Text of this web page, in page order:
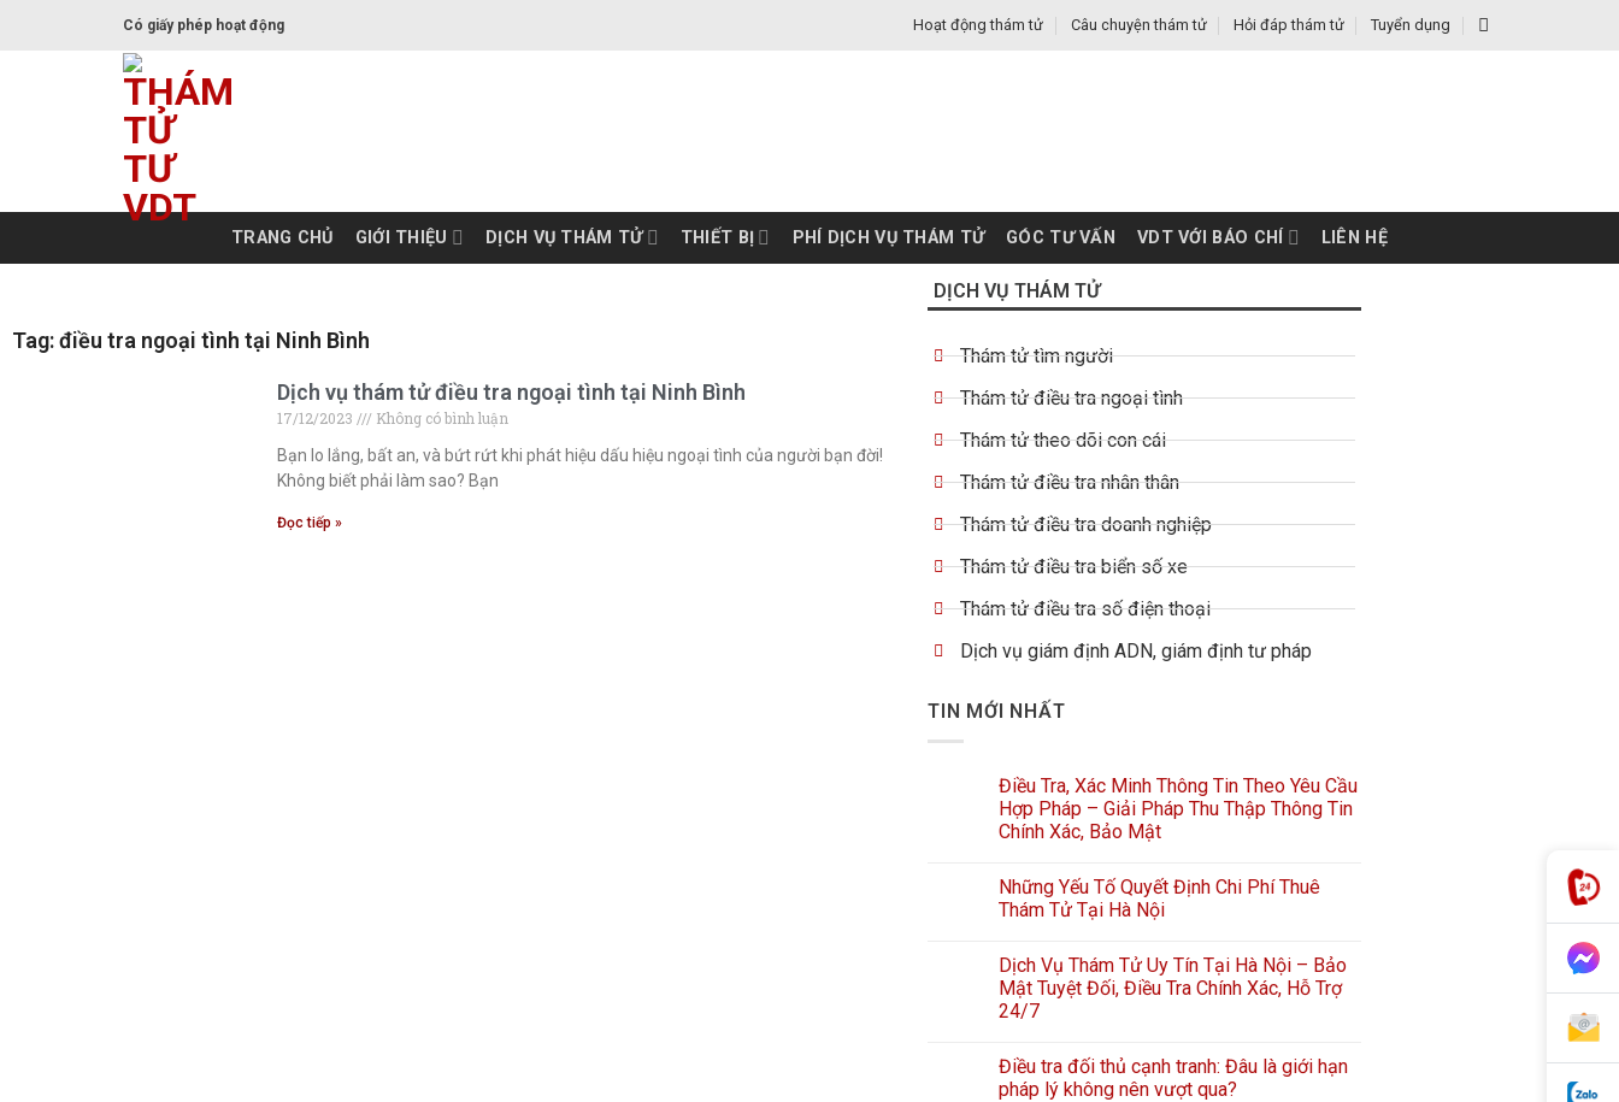
Có giấy phép hoạt động Hoạt động thám tử Câu chuyện thám tử Hỏi đáp thám tử Tuyển dụng
TRANG CHỦ GIỚI THIỆU DỊCH VỤ THÁM TỬ THIẾT BỊ PHÍ DỊCH VỤ THÁM TỬ GÓC TƯ VẤN VDT VỚI BÁO CHÍ LIÊN HỆ
Tag: điều tra ngoại tình tại Ninh Bình
Dịch vụ thám tử điều tra ngoại tình tại Ninh Bình
17/12/2023
Không có bình luận
Bạn lo lắng, bất an, và bứt rứt khi phát hiệu dấu hiệu ngoại tình của người bạn đời!
Không biết phải làm sao? Bạn
Đọc tiếp »
DỊCH VỤ THÁM TỬ
Thám tử tìm người
Thám tử điều tra ngoại tình
Thám tử theo dõi con cái
Thám tử điều tra nhân thân
Thám tử điều tra doanh nghiệp
Thám tử điều tra biển số xe
Thám tử điều tra số điện thoại
Dịch vụ giám định ADN, giám định tư pháp
TIN MỚI NHẤT
Điều Tra, Xác Minh Thông Tin Theo Yêu Cầu
Hợp Pháp – Giải Pháp Thu Thập Thông Tin
Chính Xác, Bảo Mật
Những Yếu Tố Quyết Định Chi Phí Thuê
Thám Tử Tại Hà Nội
Dịch Vụ Thám Tử Uy Tín Tại Hà Nội – Bảo
Mật Tuyệt Đối, Điều Tra Chính Xác, Hỗ Trợ
24/7
Điều tra đối thủ cạnh tranh: Đâu là giới hạn
pháp lý không nên vượt qua?